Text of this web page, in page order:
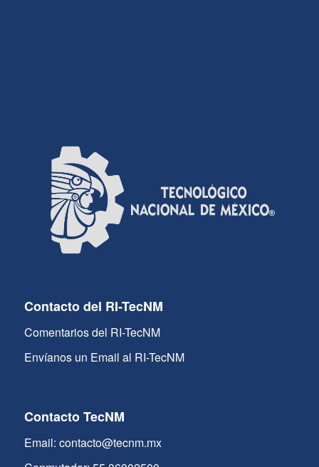
Contacto del RI-TecNM
Comentarios del RI-TecNM
Envíanos un Email al RI-TecNM
Contacto TecNM
Email: contacto@tecnm.mx